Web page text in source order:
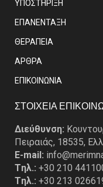
ΥΠΟΣΤΗΡΙΞΗ
ΕΠΑΝΕΝΤΑΞΗ
ΘΕΡΑΠΕΙΑ
ΑΡΘΡΑ
EΠΙΚΟΙΝΩΝΙΑ
ΣΤΟΙΧΕΙΑ
Διεύθυνση:
Πειραιάς, 18535,
E-mail:
Tηλ.: +30 210
Tηλ.: +30 213